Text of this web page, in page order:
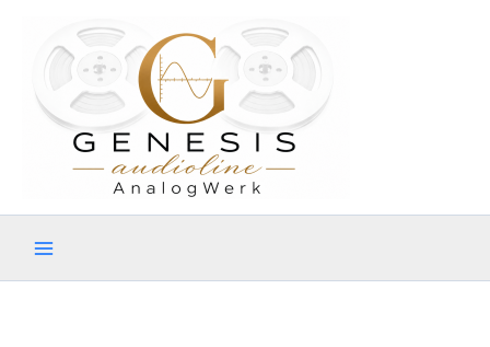
springen